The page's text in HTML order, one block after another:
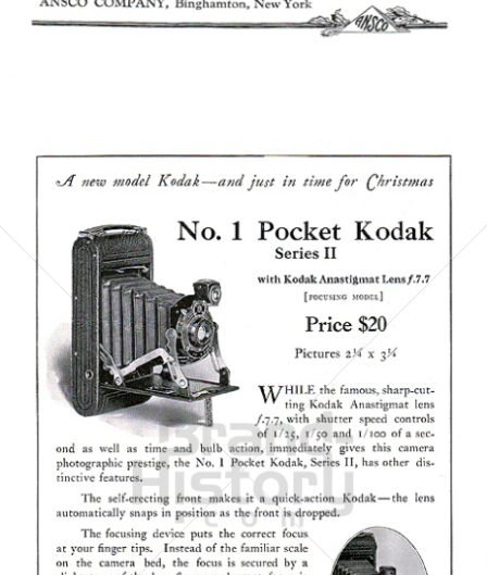
Kodak Kodak GmbH 1922